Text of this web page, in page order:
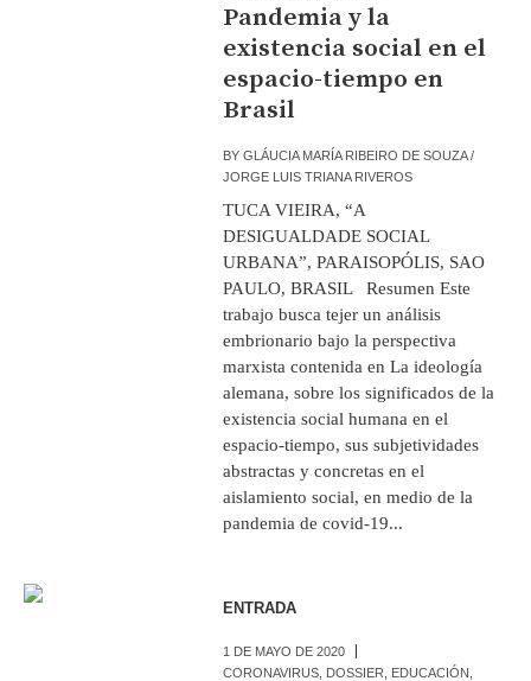
Pandemia y la
existencia social en el
espacio-tiempo en
Brasil
BYGLÁUCIA MARÍA RIBEIRO DE SOUZA /
JORGE LUIS TRIANA RIVEROS
TUCA VIEIRA, “A
DESIGUALDADE SOCIAL
URBANA”, PARAISOPÓLIS, SAO
PAULO, BRASIL Resumen Este
trabajo busca tejer un análisis
embrionario bajo la perspectiva
marxista contenida en La ideología
alemana, sobre los significados de la
existencia social humana en el
espacio-tiempo, sus subjetividades
abstractas y concretas en el
aislamiento social, en medio de la
pandemia de covid-19...
ENTRADA
1 DE MAYO DE 2020
CORONAVIRUS DOSSIER EDUCACIÓN